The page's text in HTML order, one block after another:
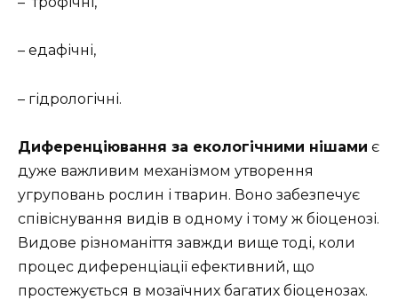
– едафічні,
– гідрологічні.
Диференціювання за екологічними нішами є
дуже важливим механізмом утворення
угруповань рослин і тварин. Воно забезпечує
співіснування видів в одному і тому ж біоценозі.
Видове різноманіття завжди вище тоді, коли
процес диференціації ефективний, що
простежується в мозаїчних багатих біоценозах.